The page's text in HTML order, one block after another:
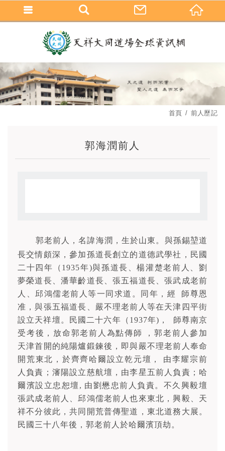
首頁 前人歷記
郭海潤前人
郭老前人，名諱海潤，生於山東。與孫錫堃道
長交情頗深，參加孫道長創立的道德武學社，民國
二十四年（1935年)與孫道長、楊灌楚老前人、劉
夢榮道長、潘華齡道長、張五福道長、張武成老前
人、邱鴻儒老前人等一同求道。同年，經 師尊恩
准，與張五福道長、嚴不理老前人等在天津四平街
設立天祥壇。民國二十六年（1937年)， 師尊南京
受考後，放命郭老前人為點傳師 ，郭老前人參加
天津首開的純陽爐鍛鍊後，即與嚴不理老前人奉命
開荒東北，於齊齊哈爾設立乾元壇， 由李耀宗前
人負責；瀋陽設立慈航壇，由李星五前人負責；哈
爾濱設立忠恕壇, 由劉懋忠前人負責。不久興毅壇
張武成老前人、邱鴻儒老前人也來東北，興毅、天
祥不分彼此，共同開荒普傳聖道，東北道務大展。
民國三十八年後，郭老前人於哈爾濱頂劫。